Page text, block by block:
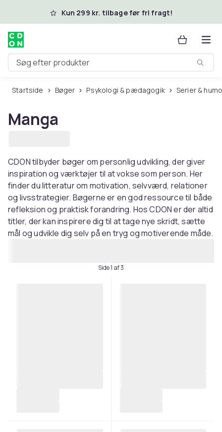
Spring til hovedindhold
Kun 299 kr. tilbage før fri fragt!
Søg efter produkter
Startside Bøger Psykologi & pædagogik Serier &
Manga
CDON tilbyder bøger om personlig udvikling, der giver
inspiration og værktøjer til at vokse som person. Her
finder du litteratur om motivation, selvværd, relationer
og livsstrategier. Bøgerne er en god ressource til både
refleksion og praktisk forandring. Hos CDON er der altid
titler, der kan inspirere dig til at tage nye skridt, sætte
mål og udvikle dig selv på en tryg og motiverende måde.
Side 1 af 3